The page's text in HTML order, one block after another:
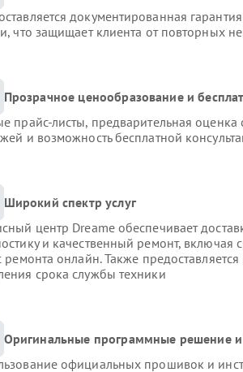
документированная
что защищает клиента от повторных
Прозрачное ценообразование и
прайс-листы, предварительная оценка
и возможность бесплатной
Широкий спектр услуг
центр Dreame обеспечивает
и качественный ремонт, включая
ремонта онлайн. Также
срока службы техники
Оригинальные программные решение
официальных прошивок и